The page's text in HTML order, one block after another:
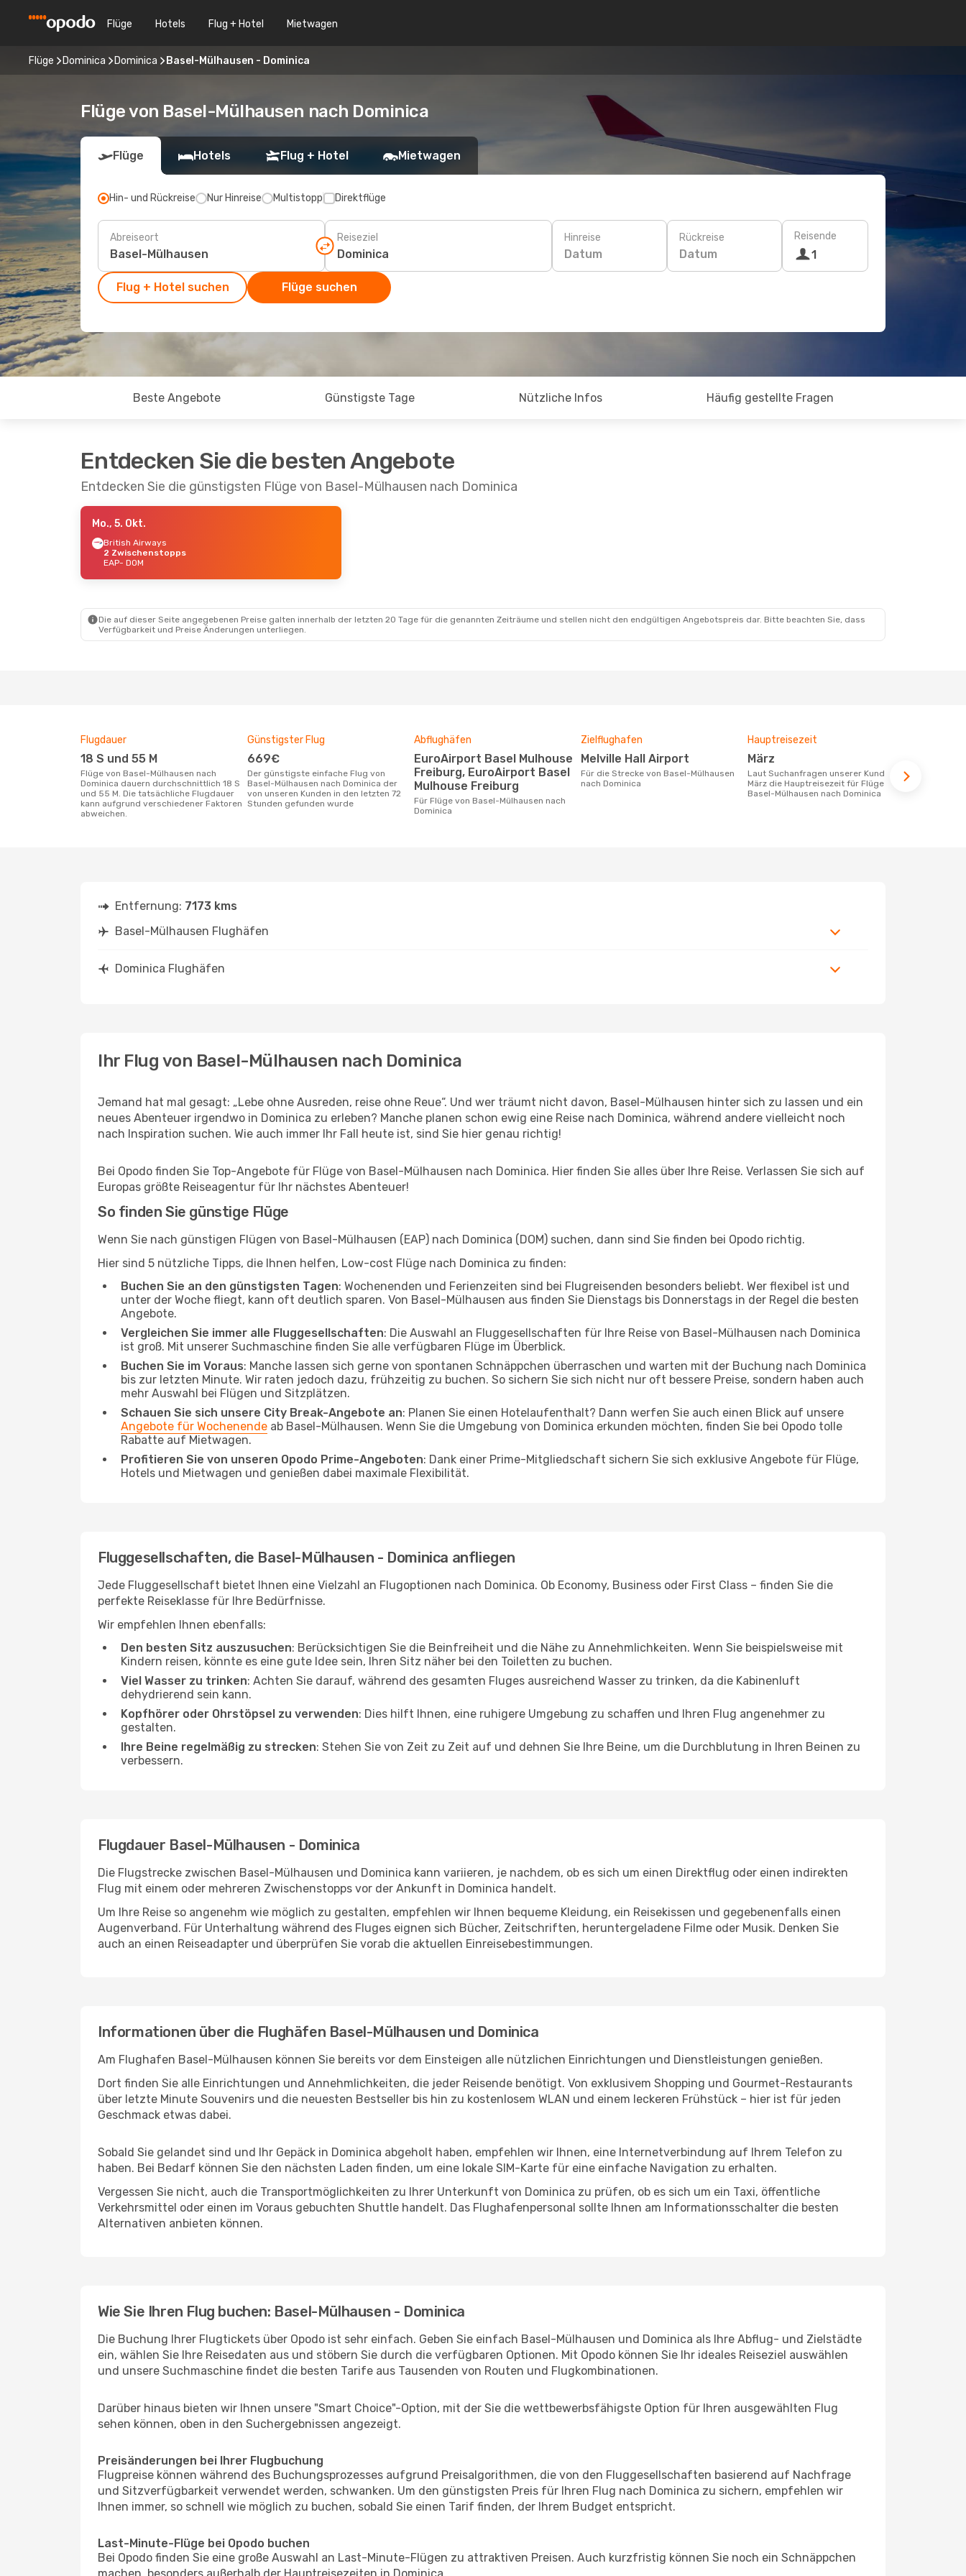
Flüge Hotels Flug + Hotel Mietwagen
Flüge Dominica Dominica Basel-Mülhausen - Dominica
Flüge von Basel-Mülhausen nach Dominica
Flüge Hotels Flug + Hotel Mietwagen
Hin- und Rückreise Nur Hinreise Multistopp Direktflüge
Abreiseort Reiseziel Hinreise
Datum
Rückreise
Datum
Reisende
1
Flug + Hotel suchen Flüge suchen
Beste Angebote Günstigste Tage Nützliche Infos Häufig gestellte Fragen
Entdecken Sie die besten Angebote
Entdecken Sie die günstigsten Flüge von Basel-Mülhausen nach Dominica
Mo., 5. Okt.
British Airways
2 Zwischenstopps
EAP- DOM
Die auf dieser Seite angegebenen Preise galten innerhalb der letzten 20 Tage für die genannten Zeiträume und stellen nicht den endgültigen Angebotspreis dar. Bitte beachten Sie, dass
Verfügbarkeit und Preise Änderungen unterliegen.
Flugdauer
18 S und 55 M
Flüge von Basel-Mülhausen nach
Dominica dauern durchschnittlich 18 S
und 55 M. Die tatsächliche Flugdauer
kann aufgrund verschiedener Faktoren
abweichen.
Günstigster Flug
669€
Der günstigste einfache Flug von
Basel-Mülhausen nach Dominica der
von unseren Kunden in den letzten 72
Stunden gefunden wurde
Abflughäfen
EuroAirport Basel Mulhouse
Freiburg, EuroAirport Basel
Mulhouse Freiburg
Für Flüge von Basel-Mülhausen nach
Dominica
Zielflughafen
Melville Hall Airport
Für die Strecke von Basel-Mülhausen
nach Dominica
Hauptreisezeit
März
Laut Suchanfragen unserer Kunden ist
März die Hauptreisezeit für Flüge von
Basel-Mülhausen nach Dominica
Entfernung: 7173 kms
Basel-Mülhausen Flughäfen
Dominica Flughäfen
Ihr Flug von Basel-Mülhausen nach Dominica
Jemand hat mal gesagt: „Lebe ohne Ausreden, reise ohne Reue“. Und wer träumt nicht davon, Basel-Mülhausen hinter sich zu lassen und ein
neues Abenteuer irgendwo in Dominica zu erleben? Manche planen schon ewig eine Reise nach Dominica, während andere vielleicht noch
nach Inspiration suchen. Wie auch immer Ihr Fall heute ist, sind Sie hier genau richtig!
Bei Opodo finden Sie Top-Angebote für Flüge von Basel-Mülhausen nach Dominica. Hier finden Sie alles über Ihre Reise. Verlassen Sie sich auf
Europas größte Reiseagentur für Ihr nächstes Abenteuer!
So finden Sie günstige Flüge
Wenn Sie nach günstigen Flügen von Basel-Mülhausen (EAP) nach Dominica (DOM) suchen, dann sind Sie finden bei Opodo richtig.
Hier sind 5 nützliche Tipps, die Ihnen helfen, Low-cost Flüge nach Dominica zu finden:
Buchen Sie an den günstigsten Tagen: Wochenenden und Ferienzeiten sind bei Flugreisenden besonders beliebt. Wer flexibel ist und
unter der Woche fliegt, kann oft deutlich sparen. Von Basel-Mülhausen aus finden Sie Dienstags bis Donnerstags in der Regel die besten
Angebote.
Vergleichen Sie immer alle Fluggesellschaften: Die Auswahl an Fluggesellschaften für Ihre Reise von Basel-Mülhausen nach Dominica
ist groß. Mit unserer Suchmaschine finden Sie alle verfügbaren Flüge im Überblick.
Buchen Sie im Voraus: Manche lassen sich gerne von spontanen Schnäppchen überraschen und warten mit der Buchung nach Dominica
bis zur letzten Minute. Wir raten jedoch dazu, frühzeitig zu buchen. So sichern Sie sich nicht nur oft bessere Preise, sondern haben auch
mehr Auswahl bei Flügen und Sitzplätzen.
Schauen Sie sich unsere City Break-Angebote an: Planen Sie einen Hotelaufenthalt? Dann werfen Sie auch einen Blick auf unsere
Angebote für Wochenende ab Basel-Mülhausen. Wenn Sie die Umgebung von Dominica erkunden möchten, finden Sie bei Opodo tolle
Rabatte auf Mietwagen.
Profitieren Sie von unseren Opodo Prime-Angeboten: Dank einer Prime-Mitgliedschaft sichern Sie sich exklusive Angebote für Flüge,
Hotels und Mietwagen und genießen dabei maximale Flexibilität.
Fluggesellschaften, die Basel-Mülhausen - Dominica anfliegen
Jede Fluggesellschaft bietet Ihnen eine Vielzahl an Flugoptionen nach Dominica. Ob Economy, Business oder First Class – finden Sie die
perfekte Reiseklasse für Ihre Bedürfnisse.
Wir empfehlen Ihnen ebenfalls:
Den besten Sitz auszusuchen: Berücksichtigen Sie die Beinfreiheit und die Nähe zu Annehmlichkeiten. Wenn Sie beispielsweise mit
Kindern reisen, könnte es eine gute Idee sein, Ihren Sitz näher bei den Toiletten zu buchen.
Viel Wasser zu trinken: Achten Sie darauf, während des gesamten Fluges ausreichend Wasser zu trinken, da die Kabinenluft
dehydrierend sein kann.
Kopfhörer oder Ohrstöpsel zu verwenden: Dies hilft Ihnen, eine ruhigere Umgebung zu schaffen und Ihren Flug angenehmer zu
gestalten.
Ihre Beine regelmäßig zu strecken: Stehen Sie von Zeit zu Zeit auf und dehnen Sie Ihre Beine, um die Durchblutung in Ihren Beinen zu
verbessern.
Flugdauer Basel-Mülhausen - Dominica
Die Flugstrecke zwischen Basel-Mülhausen und Dominica kann variieren, je nachdem, ob es sich um einen Direktflug oder einen indirekten
Flug mit einem oder mehreren Zwischenstopps vor der Ankunft in Dominica handelt.
Um Ihre Reise so angenehm wie möglich zu gestalten, empfehlen wir Ihnen bequeme Kleidung, ein Reisekissen und gegebenenfalls einen
Augenverband. Für Unterhaltung während des Fluges eignen sich Bücher, Zeitschriften, heruntergeladene Filme oder Musik. Denken Sie
auch an einen Reiseadapter und überprüfen Sie vorab die aktuellen Einreisebestimmungen.
Informationen über die Flughäfen Basel-Mülhausen und Dominica
Am Flughafen Basel-Mülhausen können Sie bereits vor dem Einsteigen alle nützlichen Einrichtungen und Dienstleistungen genießen.
Dort finden Sie alle Einrichtungen und Annehmlichkeiten, die jeder Reisende benötigt. Von exklusivem Shopping und Gourmet-Restaurants
über letzte Minute Souvenirs und die neuesten Bestseller bis hin zu kostenlosem WLAN und einem leckeren Frühstück – hier ist für jeden
Geschmack etwas dabei.
Sobald Sie gelandet sind und Ihr Gepäck in Dominica abgeholt haben, empfehlen wir Ihnen, eine Internetverbindung auf Ihrem Telefon zu
haben. Bei Bedarf können Sie den nächsten Laden finden, um eine lokale SIM-Karte für eine einfache Navigation zu erhalten.
Vergessen Sie nicht, auch die Transportmöglichkeiten zu Ihrer Unterkunft von Dominica zu prüfen, ob es sich um ein Taxi, öffentliche
Verkehrsmittel oder einen im Voraus gebuchten Shuttle handelt. Das Flughafenpersonal sollte Ihnen am Informationsschalter die besten
Alternativen anbieten können.
Wie Sie Ihren Flug buchen: Basel-Mülhausen - Dominica
Die Buchung Ihrer Flugtickets über Opodo ist sehr einfach. Geben Sie einfach Basel-Mülhausen und Dominica als Ihre Abflug- und Zielstädte
ein, wählen Sie Ihre Reisedaten aus und stöbern Sie durch die verfügbaren Optionen. Mit Opodo können Sie Ihr ideales Reiseziel auswählen
und unsere Suchmaschine findet die besten Tarife aus Tausenden von Routen und Flugkombinationen.
Darüber hinaus bieten wir Ihnen unsere "Smart Choice"-Option, mit der Sie die wettbewerbsfähigste Option für Ihren ausgewählten Flug
sehen können, oben in den Suchergebnissen angezeigt.
Preisänderungen bei Ihrer Flugbuchung
Flugpreise können während des Buchungsprozesses aufgrund Preisalgorithmen, die von den Fluggesellschaften basierend auf Nachfrage
und Sitzverfügbarkeit verwendet werden, schwanken. Um den günstigsten Preis für Ihren Flug nach Dominica zu sichern, empfehlen wir
Ihnen immer, so schnell wie möglich zu buchen, sobald Sie einen Tarif finden, der Ihrem Budget entspricht.
Last-Minute-Flüge bei Opodo buchen
Bei Opodo finden Sie eine große Auswahl an Last-Minute-Flügen zu attraktiven Preisen. Auch kurzfristig können Sie noch ein Schnäppchen